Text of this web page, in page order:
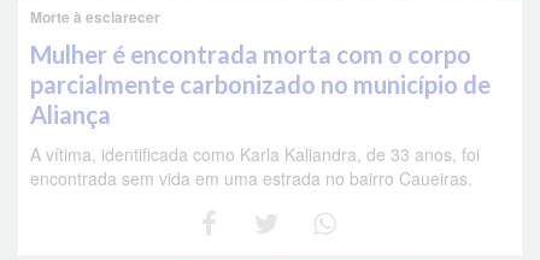
Morte à esclarecer
Mulher é encontrada morta com o corpo
parcialmente carbonizado no município de
Aliança
A vítima, identificada como Karla Kaliandra, de 33 anos, foi
encontrada sem vida em uma estrada no bairro Caueiras.